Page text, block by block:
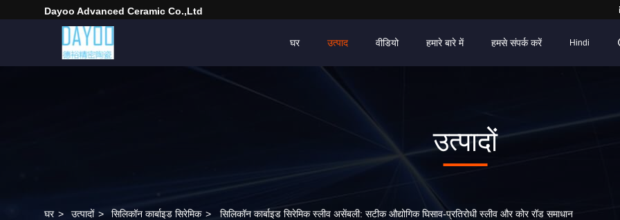
Dayoo Advanced Ceramic Co.,Ltd
घर उत्पाद वीडियो हमारे बारे में हमसे संपर्क करें Hindi
उत्पादों
घर > उत्पादों > सिलिकॉन कार्बाइड सिरेमिक > सिलिकॉन कार्बाइड सिरेमिक स्लीव असेंबली: सटीक औद्योगिक घिसाव-प्रतिरोधी स्लीव और कोर रॉड समाधान